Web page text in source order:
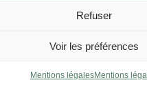
Refuser
Voir les préférences
Mentions légalesMentions
Immunité | Vitalité
Peau | Ongles | Cheveux
Tisanes bien-être